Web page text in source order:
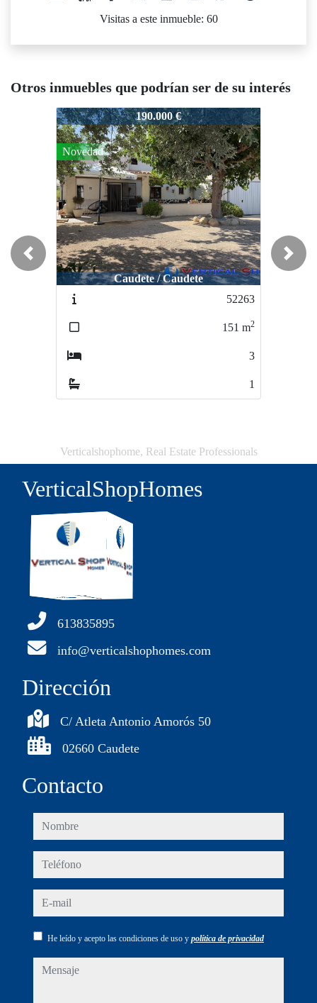
Visitas a este inmueble: 60
Otros inmuebles que podrían ser de su interés
51335
190.000 €
Caudete / Caudete
Novedad
52263
m 2
51335 144.950 €
Caudete / Camino Toconera
Previous Next
Verticalshophome, Real Estate Professionals
VerticalShopHomes
613835895
info@verticalshophomes.com
Dirección
C/ Atleta Antonio Amorós 50
02660 Caudete
Contacto
nombre
teléfono
e-mail
He leído y acepto las condiciones de uso y política de privacidad
mensaje